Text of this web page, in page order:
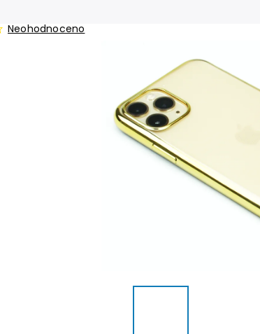
Neohodnoceno